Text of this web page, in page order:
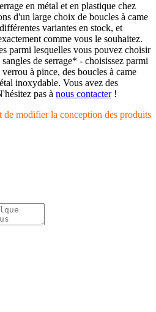
en métal et en plastique chez
d'un large choix de boucles à came
variantes en stock, et
comme vous le souhaitez.
parmi lesquelles vous pouvez choisir
de serrage* - choisissez parmi
à pince, des boucles à came
inoxydable. Vous avez des
pas à nous contacter!
modifier la conception des produits